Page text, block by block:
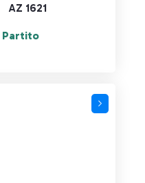
AZ 1621
Partito